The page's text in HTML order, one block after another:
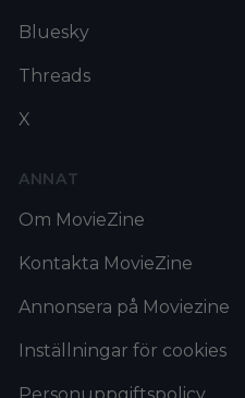
Bluesky
Threads
X
ANNAT
Om MovieZine
Kontakta MovieZine
Annonsera på Moviezine
Inställningar för cookies